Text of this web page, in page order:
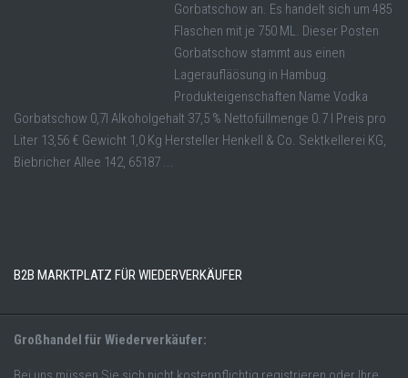
Gorbatschow an. Es handelt sich um 485
Flaschen mit je 750 ML. Dieser Posten
Gorbatschow stammt aus einen
Lageraufläösung in Hambug.
Produkteigenschaften Name Vodka
Gorbatschow 0,7l Alkoholgehalt 37,5 % Nettofüllmenge 0.7 l Preis pro
Liter 13,56 € Gewicht 1,0 Kg Hersteller Henkell & Co. Sektkellerei KG,
Biebricher Allee 142, 65187 ...
B2B MARKTPLATZ FÜR WIEDERVERKÄUFER
Großhandel für Wiederverkäufer: